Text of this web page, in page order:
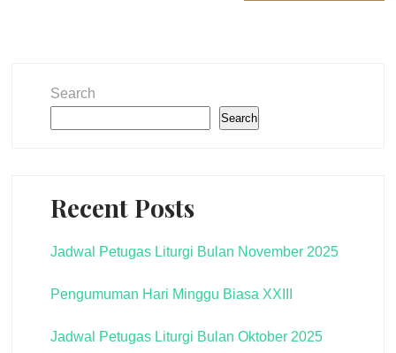
Search
Search
Recent Posts
Jadwal Petugas Liturgi Bulan November 2025
Pengumuman Hari Minggu Biasa XXIII
Jadwal Petugas Liturgi Bulan Oktober 2025